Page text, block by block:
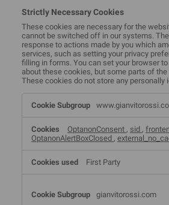
Strictly Necessary Cookies
These cookies are necessary for the
cannot be switched off in our systems.
response to actions made by you which
services, such as setting your privacy
filling in forms. You can set your browser
about these cookies, but some parts of
These cookies do not store any personally
Necessary
Cookies
OptanonConsent , sid ,
OptanonAlertBoxClosed ,
First Party
gianvitorossi.com